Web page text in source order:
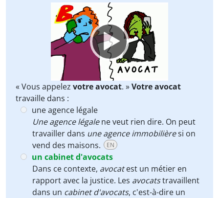
Video
Player
« Vous appelez votre avocat. »Votre avocat
travaille dans :
une agence légale
Une agence légalene veut rien dire. On peut
travailler dans une agence immobilièresi on
vend des maisons.
EN
un cabinet d'avocats
Dans ce contexte, avocatest un métier en
rapport avec la justice. Les avocatstravaillent
dans un cabinet d'avocats, c'est-à-dire un